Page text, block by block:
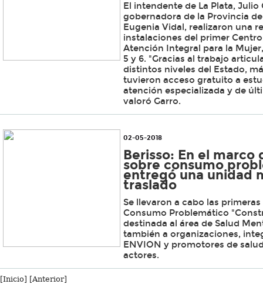
El intendente de La Plata, Julio
gobernadora de la Provincia
Eugenia Vidal, realizaron una
instalaciones del primer
Atención Integral para la
5 y 6. "Gracias al trabajo
distintos niveles del Estado,
tuvieron acceso gratuito a
atención especializada y de
valoró Garro.
02-05-2018
Berisso: En el marco
sobre consumo
entregó una unidad
traslado
Se llevaron a cabo las
Consumo Problemático
destinada al área de Salud
también a organizaciones,
ENVION y promotores de
actores.
[Inicio] [Anterior]